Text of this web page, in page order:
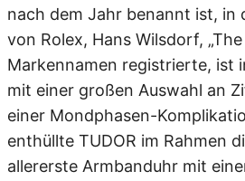
nach dem Jahr benannt ist, in
von Rolex, Hans Wilsdorf,
Markennamen registrierte, ist
mit einer großen Auswahl an
einer Mondphasen-
enthüllte TUDOR im Rahmen
allererste Armbanduhr mit